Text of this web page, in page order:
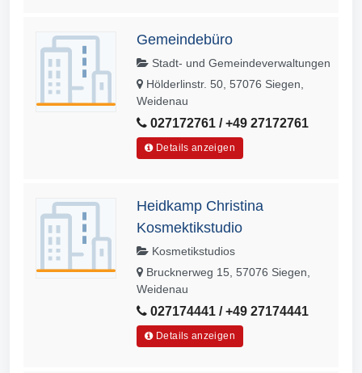
Gemeindebüro
Stadt- und Gemeindeverwaltungen
Hölderlinstr. 50, 57076 Siegen,
Weidenau
027172761 / +49 27172761
Details anzeigen
Heidkamp Christina
Kosmektikstudio
Kosmetikstudios
Brucknerweg 15, 57076 Siegen,
Weidenau
027174441 / +49 27174441
Details anzeigen